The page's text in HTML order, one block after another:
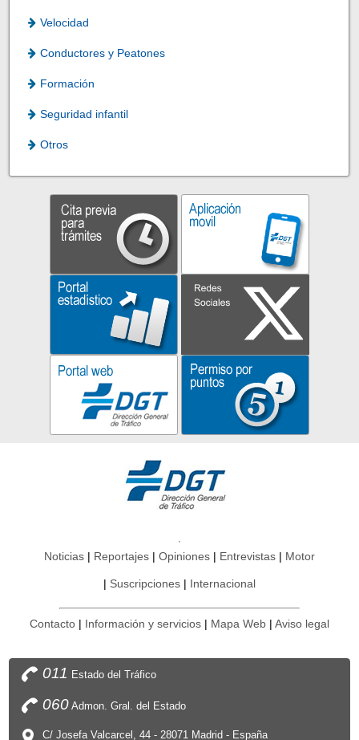
Velocidad
Conductores y Peatones
Formación
Seguridad infantil
Otros
Noticias Reportajes Opiniones Entrevistas Motor
Suscripciones Internacional
Contacto Información y servicios Mapa Web Aviso legal
011 Estado del Tráfico
060Admon. Gral. del Estado
C/ Josefa Valcarcel, 44 - 28071 Madrid - España